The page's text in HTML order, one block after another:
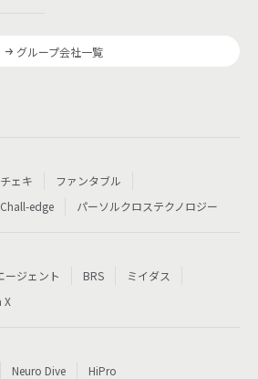
グループ会社一覧
ェキ
ファンタブル
Chall-edge パーソルクロステクノロジー
ージェント BRS
ミイダス
X
Neuro Dive HiPro